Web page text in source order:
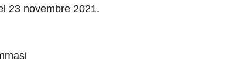
23 novembre 2021.